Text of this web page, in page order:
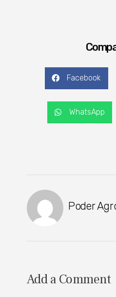
Facebook
WhatsApp
Poder
Add a Comment